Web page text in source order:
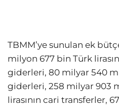
TBMM’ye sunulan ek
milyon 677 bin Türk
giderleri, 80 milyar 540
giderleri, 258 milyar 903
lirasının cari transferler,